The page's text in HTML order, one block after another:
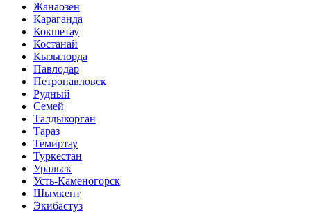
Жанаозен
Караганда
Кокшетау
Костанай
Кызылорда
Павлодар
Петропавловск
Рудный
Семей
Талдыкорган
Тараз
Темиртау
Туркестан
Уральск
Усть-Каменогорск
Шымкент
Экибастуз